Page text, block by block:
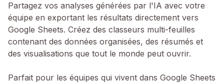
Partagez vos analyses générées par l'IA avec votre
équipe en exportant les résultats directement vers
Google Sheets. Créez des classeurs multi-feuilles
contenant des données organisées, des résumés et
des visualisations que tout le monde peut ouvrir.
Parfait pour les équipes qui vivent dans Google Sheets